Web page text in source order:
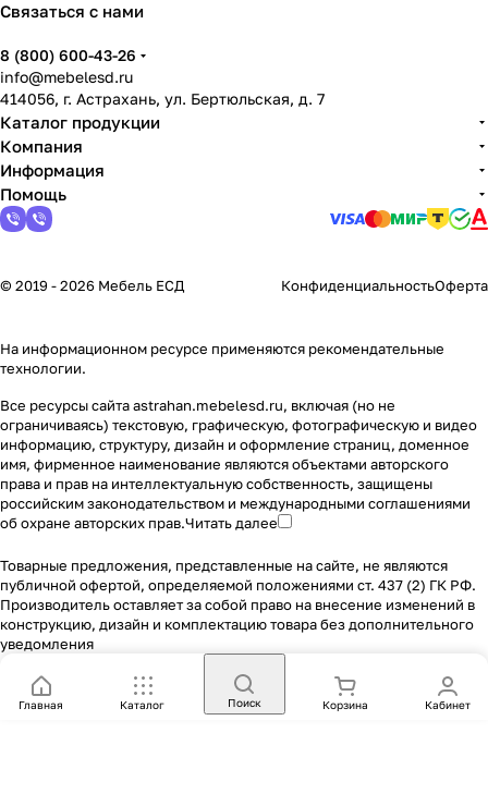
Связаться с нами
8 (800) 600-43-26
info@mebelesd.ru
414056, г. Астрахань, ул. Бертюльская, д. 7
Каталог продукции
Компания
Информация
Помощь
© 2019 - 2026 Мебель ЕСД КонфиденциальностьОферта
На информационном ресурсе применяются рекомендательные
технологии.
Все ресурсы сайта astrahan.mebelesd.ru, включая (но не
ограничиваясь) текстовую, графическую, фотографическую и видео
информацию, структуру, дизайн и оформление страниц, доменное
имя, фирменное наименование являются объектами авторского
права и прав на интеллектуальную собственность, защищены
российским законодательством и международными соглашениями
об охране авторских прав.Читать далее
Товарные предложения, представленные на сайте, не являются
публичной офертой, определяемой положениями ст. 437 (2) ГК РФ.
Производитель оставляет за собой право на внесение изменений в
конструкцию, дизайн и комплектацию товара без дополнительного
уведомления
Главная Каталог Поиск Корзина Кабинет